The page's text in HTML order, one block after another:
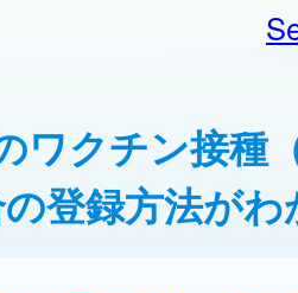
ワクチン接種
登録方法が